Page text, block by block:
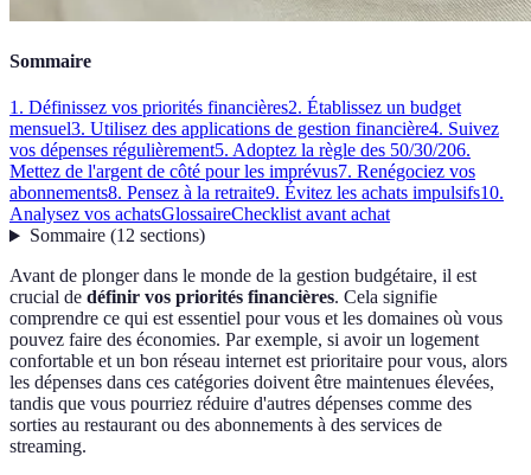
Sommaire
1. Définissez vos priorités financières2. Établissez un budget
mensuel3. Utilisez des applications de gestion financière4. Suivez
vos dépenses régulièrement5. Adoptez la règle des 50/30/206.
Mettez de l'argent de côté pour les imprévus7. Renégociez vos
abonnements8. Pensez à la retraite9. Évitez les achats impulsifs10.
Analysez vos achatsGlossaireChecklist avant achat
Sommaire(12 sections)
Avant de plonger dans le monde de la gestion budgétaire, il est
crucial de définir vos priorités financières. Cela signifie
comprendre ce qui est essentiel pour vous et les domaines où vous
pouvez faire des économies. Par exemple, si avoir un logement
confortable et un bon réseau internet est prioritaire pour vous, alors
les dépenses dans ces catégories doivent être maintenues élevées,
tandis que vous pourriez réduire d'autres dépenses comme des
sorties au restaurant ou des abonnements à des services de
streaming.